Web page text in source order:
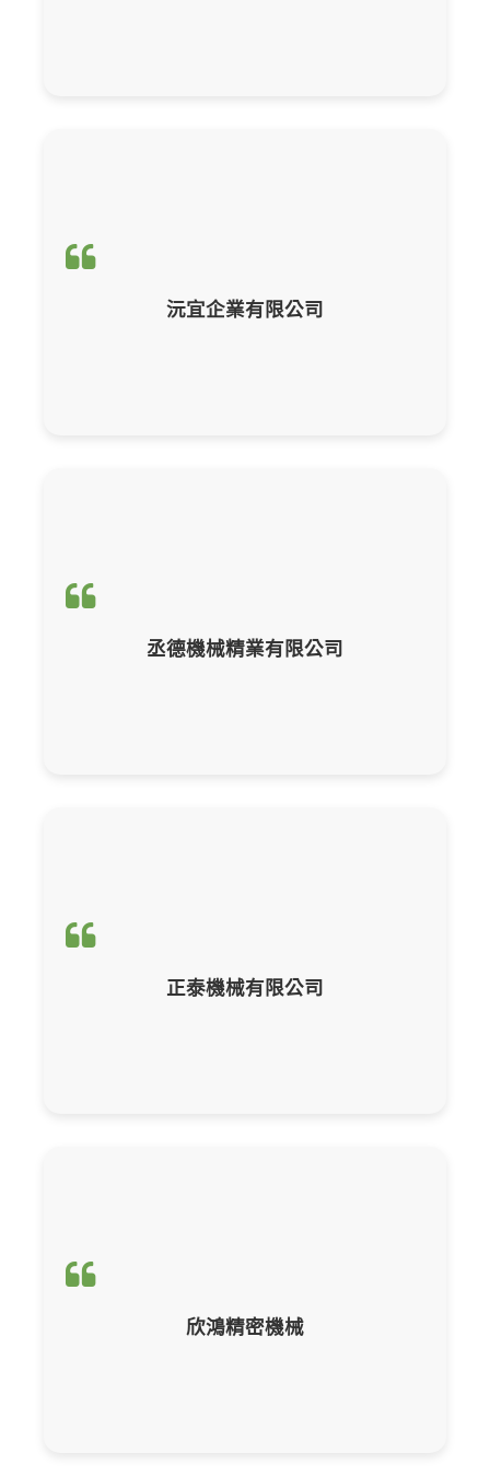
沅宜企業有限公司
CBAM產品碳含量計算與申報
丞德機械精業有限公司
ISO 14064-1 組織碳盤查報
正泰機械有限公司
ISO 14064-1 組織碳盤查報
欣鴻精密機械
ISO 14064-1 組織碳盤查報